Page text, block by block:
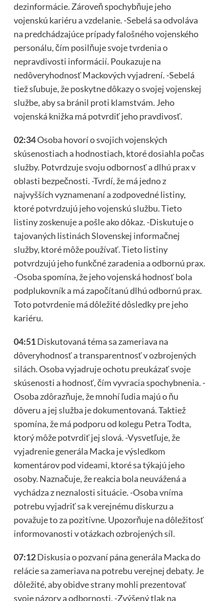
dezinformácie. Zároveň spochybňuje jeho
vojenskú kariéru a vzdelanie. -Sebelá sa odvoláva
na predchádzajúce prípady falošného vojenského
personálu, čím posilňuje svoje tvrdenia o
nepravdivosti informácií. Poukazuje na
nedôveryhodnosť Mackových vyjadrení. -Sebelá
tiež sľubuje, že poskytne dôkazy o svojej vojenskej
službe, aby sa bránil proti klamstvám. Jeho
vojenská knižka má potvrdiť jeho pravdivosť.
02:34Osoba hovorí o svojich vojenských
skúsenostiach a hodnostiach, ktoré dosiahla počas
služby. Potvrdzuje svoju odbornosť a dlhú prax v
oblasti bezpečnosti. -Tvrdí, že má jedno z
najvyšších vyznamenaní a zodpovedné listiny,
ktoré potvrdzujú jeho vojenskú službu. Tieto
listiny zoskenuje a pošle ako dôkaz. -Diskutuje o
tajovaných listinách Slovenskej informačnej
služby, ktoré môže používať. Tieto listiny
potvrdzujú jeho funkčné zaradenia a odbornú prax.
-Osoba spomína, že jeho vojenská hodnosť bola
podplukovník a má započítanú dlhú odbornú prax.
Toto potvrdenie má dôležité dôsledky pre jeho
kariéru.
04:51Diskutovaná téma sa zameriava na
dôveryhodnosť a transparentnosť v ozbrojených
silách. Osoba vyjadruje ochotu preukázať svoje
skúsenosti a hodnosť, čím vyvracia spochybnenia. -
Osoba zdôrazňuje, že mnohí ľudia majú o ňu
dôveru a jej služba je dokumentovaná. Taktiež
spomína, že má podporu od kolegu Petra Todta,
ktorý môže potvrdiť jej slová. -Vysvetľuje, že
vyjadrenie generála Macka je výsledkom
komentárov pod videami, ktoré sa týkajú jeho
osoby. Naznačuje, že reakcia bola neuvážená a
vychádza z neznalosti situácie. -Osoba vníma
potrebu vyjadriť sa k verejnému diskurzu a
považuje to za pozitívne. Upozorňuje na dôležitosť
informovanosti v otázkach ozbrojených síl.
07:12Diskusia o pozvaní pána generála Macka do
relácie sa zameriava na potrebu verejnej debaty. Je
dôležité, aby obidve strany mohli prezentovať
svoje názory a odbornosti. -Zvýšený tlak na